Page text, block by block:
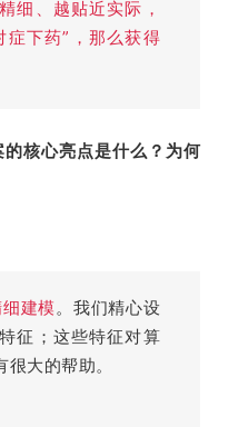
细、越贴近实际，
症下药”，那么获得
核心亮点是什么？为何
建模。我们精心设
征；这些特征对算
大的帮助。